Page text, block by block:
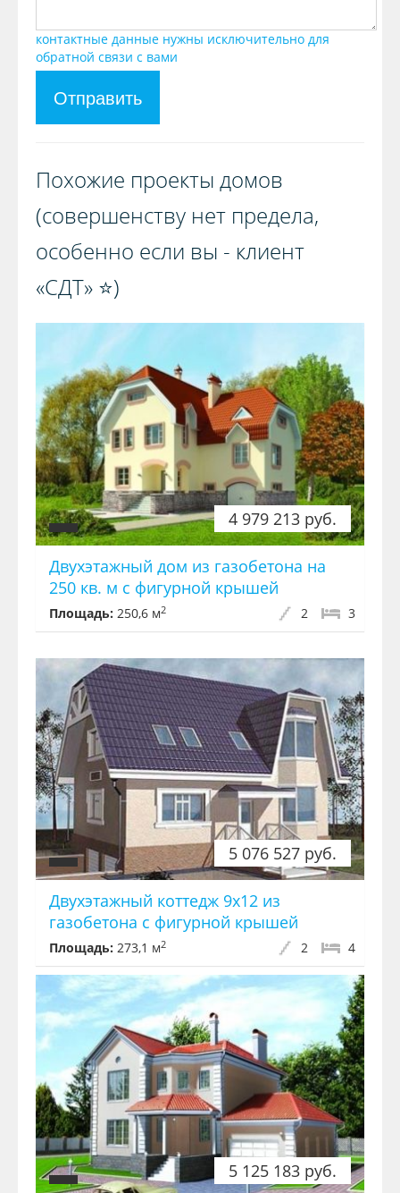
контактные данные нужны исключительно для
обратной связи с вами
Отправить
Похожие проекты домов
(совершенству нет предела,
особенно если вы - клиент
«СДТ» ⭐️)️
4 979 213 руб.
Двухэтажный дом из газобетона на
250 кв. м с фигурной крышей
Площадь: 250,6 м2 3
2
5 076 527 руб.
Двухэтажный коттедж 9х12 из
газобетона с фигурной крышей
Площадь: 273,1 м2 4
2
5 125 183 руб.